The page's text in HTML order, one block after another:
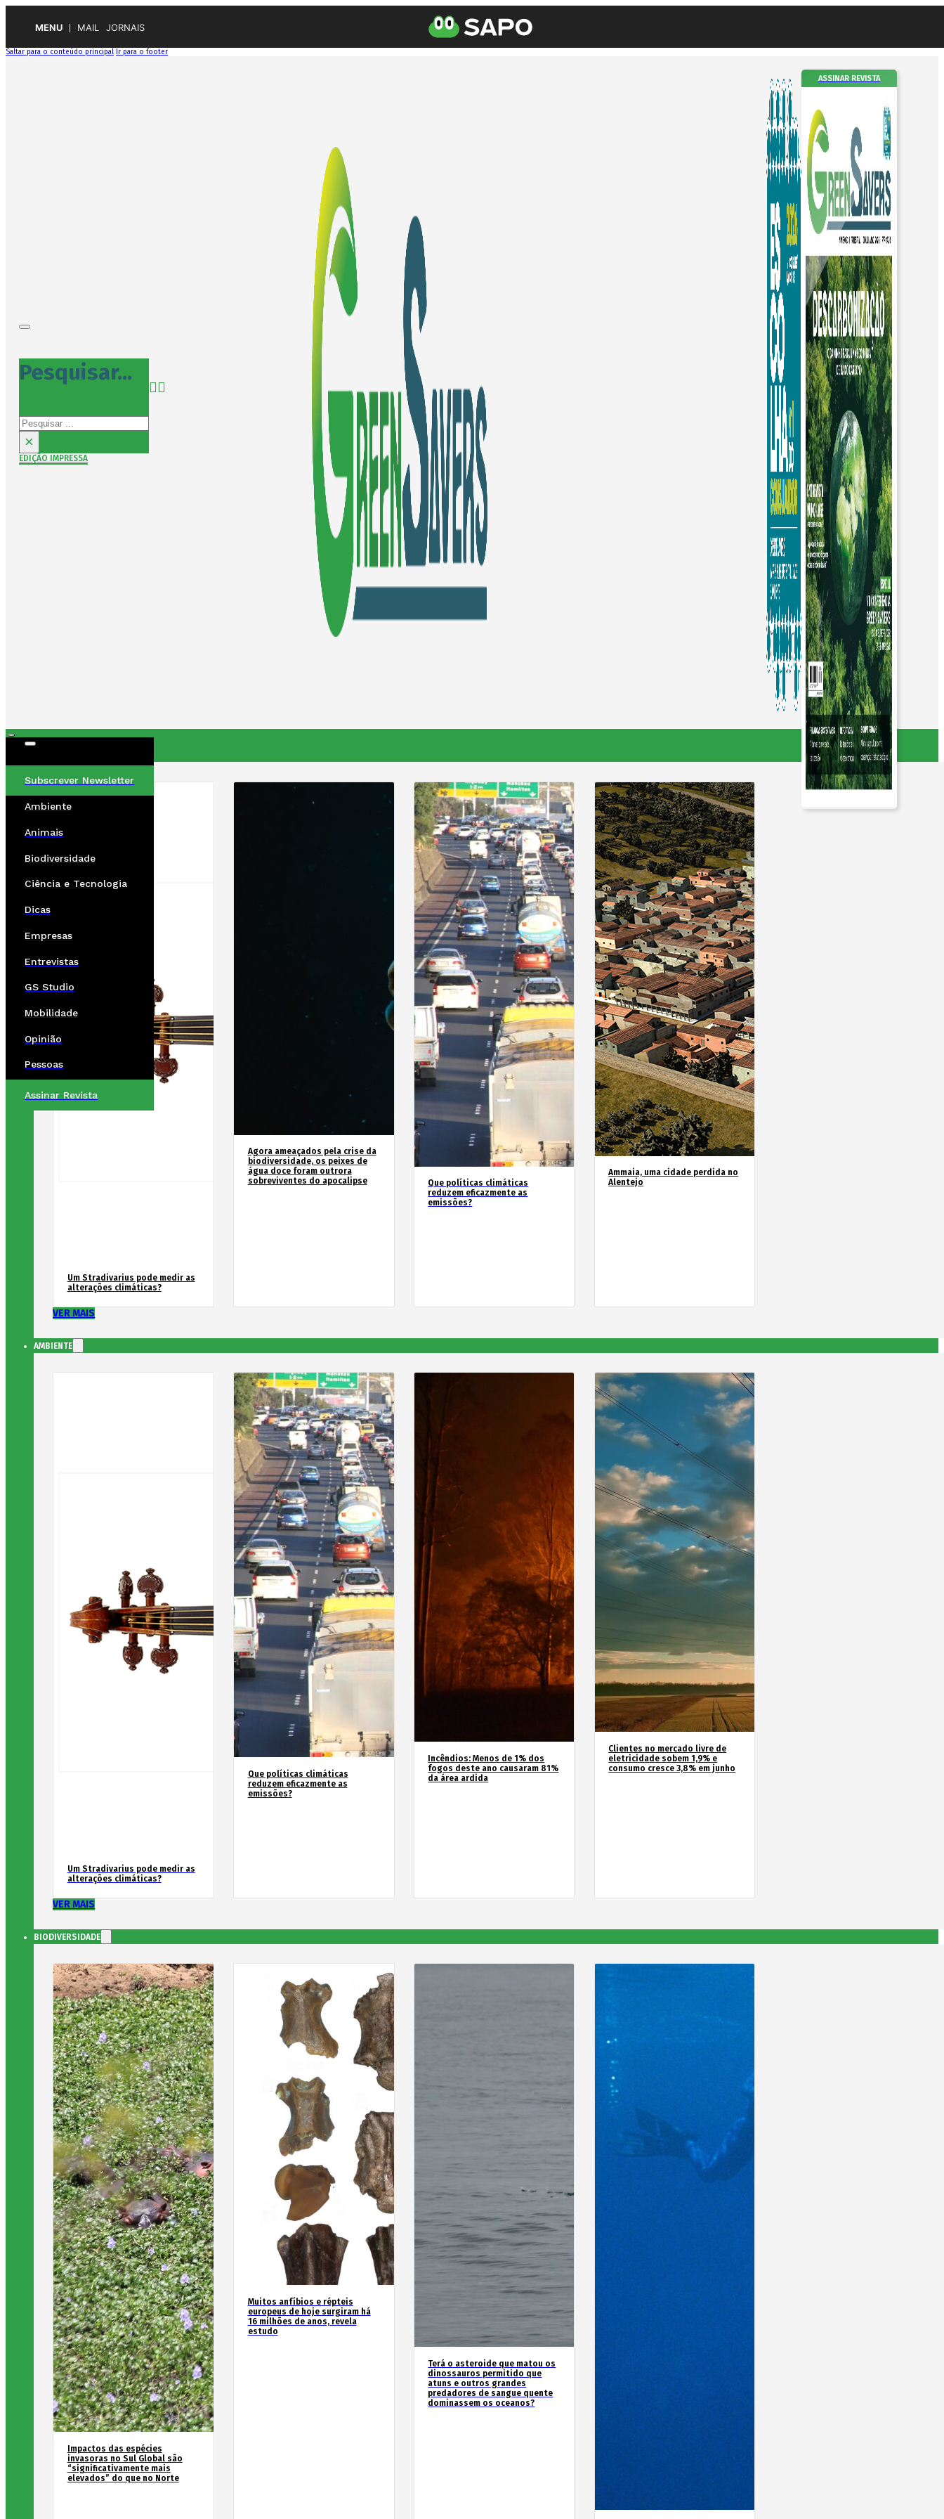
MENU MAIL JORNAIS
Saltar para o conteúdo principal Ir para o footer
Pesquisar...
Pesquisar
×
EDIÇÃO IMPRESSA
ASSINAR REVISTA
Subscrever Newsletter
Ambiente
Animais
Biodiversidade
Ciência e Tecnologia
Dicas
Empresas
Entrevistas
GS Studio
Mobilidade
Opinião
Pessoas
Assinar Revista
Um Stradivarius pode medir as
alterações climáticas?
Agora ameaçados pela crise da
biodiversidade, os peixes de
água doce foram outrora
sobreviventes do apocalipse
Que políticas climáticas
reduzem eficazmente as
emissões?
Ammaia, uma cidade perdida no
Alentejo
VER MAIS
AMBIENTE
Um Stradivarius pode medir as
alterações climáticas?
Que políticas climáticas
reduzem eficazmente as
emissões?
Incêndios: Menos de 1% dos
fogos deste ano causaram 81%
da área ardida
Clientes no mercado livre de
eletricidade sobem 1,9% e
consumo cresce 3,8% em junho
VER MAIS
BIODIVERSIDADE
Impactos das espécies
invasoras no Sul Global são
“significativamente mais
elevados” do que no Norte
Muitos anfíbios e répteis
europeus de hoje surgiram há
16 milhões de anos, revela
estudo
Terá o asteroide que matou os
dinossauros permitido que
atuns e outros grandes
predadores de sangue quente
dominassem os oceanos?